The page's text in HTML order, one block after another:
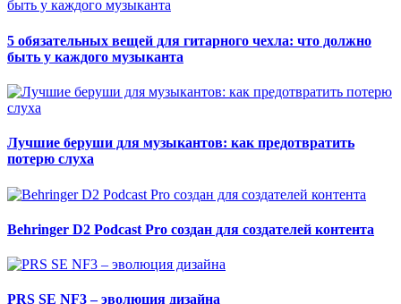
5 обязательных вещей для гитарного чехла: что должно
быть у каждого музыканта
Лучшие беруши для музыкантов: как предотвратить
потерю слуха
Behringer D2 Podcast Pro создан для создателей контента
PRS SE NF3 – эволюция дизайна